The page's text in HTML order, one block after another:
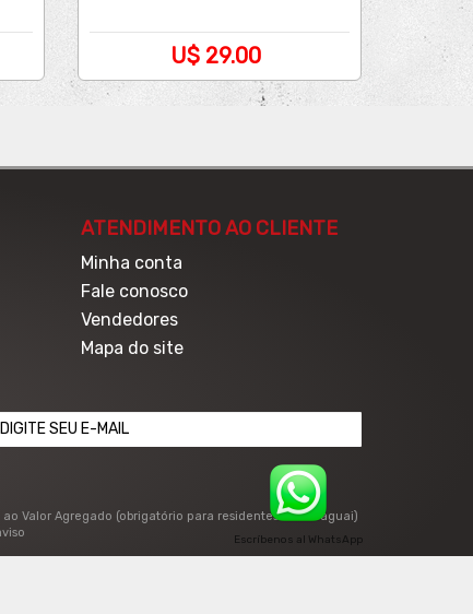
Escríbenos al WhatsApp
U$ 29.00
ATENDIMENTO AO CLIENTE
Minha conta
Fale conosco
Vendedores
Mapa do site
Valor Agregado (obrigatório para residentes no Paraguai)